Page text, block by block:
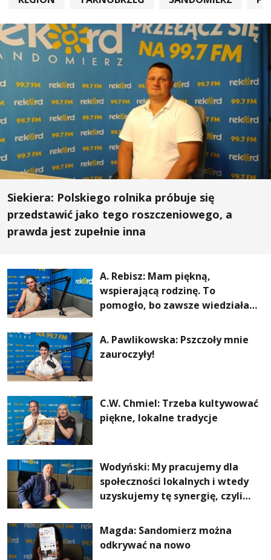
Siekiera: Polskiego rolnika próbuje się
przedstawić jako tego roszczeniowego, a
prawda jest zupełnie inna
A. Rebisz: Mam piękną,
wspierającą rodzinę. To
pomogło, bo zawsze wiedziałam,
najważniejsza
A. Pawlikowska: Pszczoły mnie
zauroczyły!
C.W. Chmiel: Trzeba kultywować
piękne, lokalne tradycje
Wodyński: My pracujemy dla
społeczności lokalnych i wtedy
uzyskujemy tę synergię, czyli
Magda: Sandomierz można
odkrywać na nowo